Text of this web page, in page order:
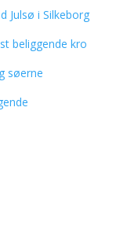
Julsø i Silkeborg
beliggende kro
søerne